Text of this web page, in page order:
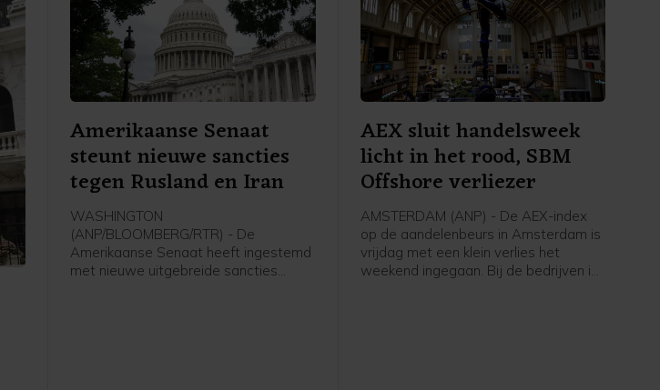
Amerikaanse Senaat
steunt nieuwe sancties
tegen Rusland en Iran
WASHINGTON
(ANP/BLOOMBERG/RTR) - De
Amerikaanse Senaat heeft ingestemd
met nieuwe uitgebreide sancties
AEX sluit handelsweek
licht in het rood, SBM
Offshore verliezer
AMSTERDAM (ANP) - De AEX-index
op de aandelenbeurs in Amsterdam is
vrijdag met een klein verlies het
weekend ingegaan. Bij de bedrijven in